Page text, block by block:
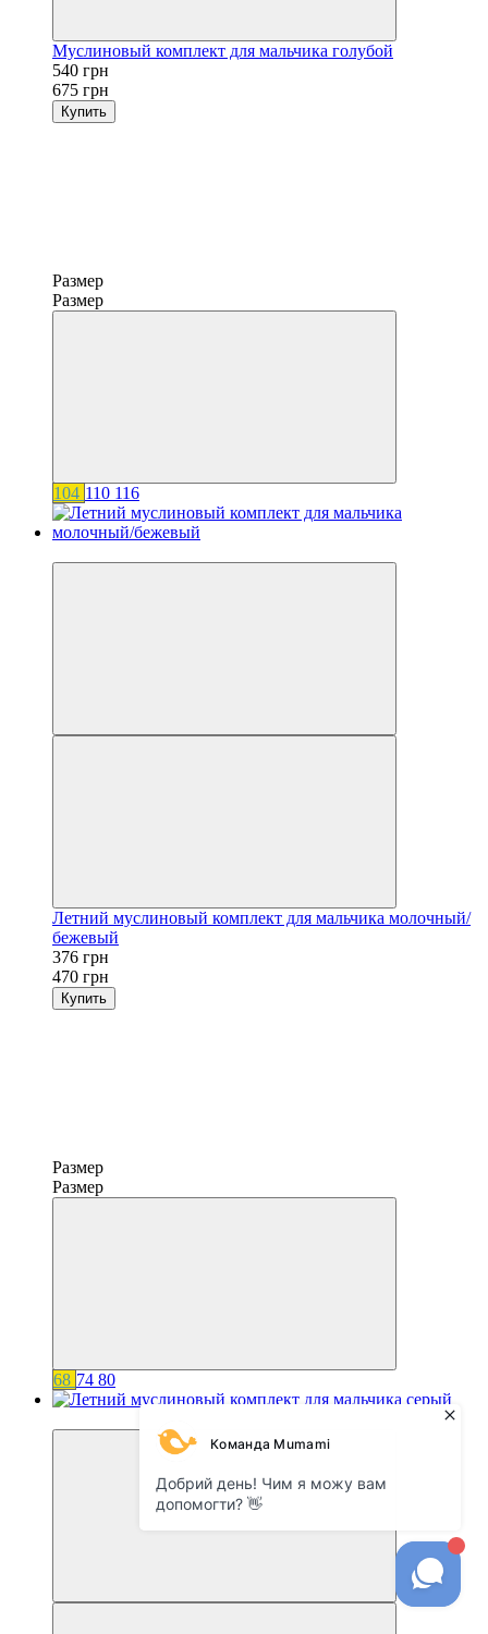
Муслиновый комплект для мальчика голубой
540 грн
675 грн
Купить
Размер
Размер
104 110 116
Летний муслиновый комплект для мальчика молочный/
бежевый
376 грн
470 грн
Купить
Размер
Размер
68 74 80